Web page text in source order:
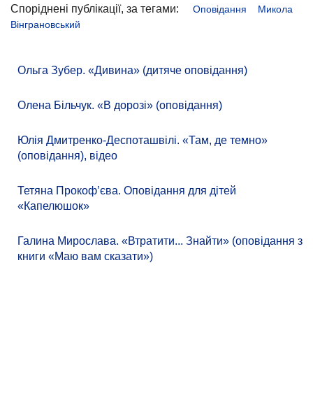
Споріднені публікації, за тегами: Оповідання
Микола
Вінграновський
Ольга Зубер. «Дивина» (дитяче оповідання)
Олена Більчук. «В дорозі» (оповідання)
Юлія Дмитренко-Деспоташвілі. «Там, де темно»
(оповідання), відео
Тетяна Прокоф’єва. Оповідання для дітей
«Капелюшок»
Галина Мирослава. «Втратити... Знайти» (оповідання з
книги «Маю вам сказати»)